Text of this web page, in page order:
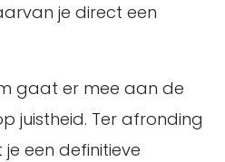
je direct een
gaat er mee aan de
juistheid. Ter afronding
een definitieve